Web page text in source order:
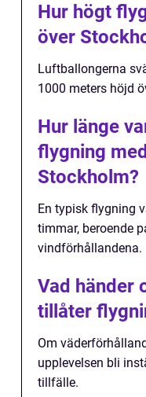
Hur högt
över
Luftballongerna
1000 meters höjd
Hur länge
flygning
Stockholm?
En typisk flygning
timmar, beroende
vindförhållandena.
Vad händer
tillåter
Om
upplevelsen bli
tillfälle.